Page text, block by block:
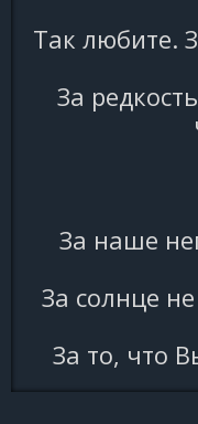
Так любите.
За
За наше
За солнце
За то, что